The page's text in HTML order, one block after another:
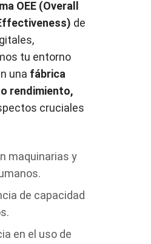
OEE (Overall
de
tu entorno
una fábrica
rendimiento,
cruciales
maquinarias y
de capacidad
en el uso de